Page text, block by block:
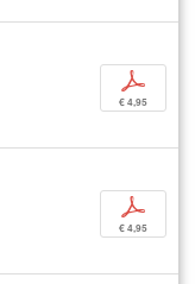
p
€ 4,95
p
€ 4,95